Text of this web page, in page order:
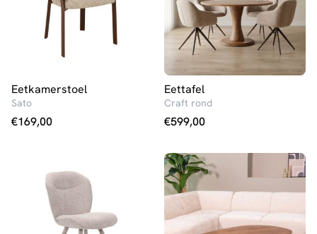
Eetkamerstoel
Sato
€169,00
Eettafel
Craft rond
€599,00